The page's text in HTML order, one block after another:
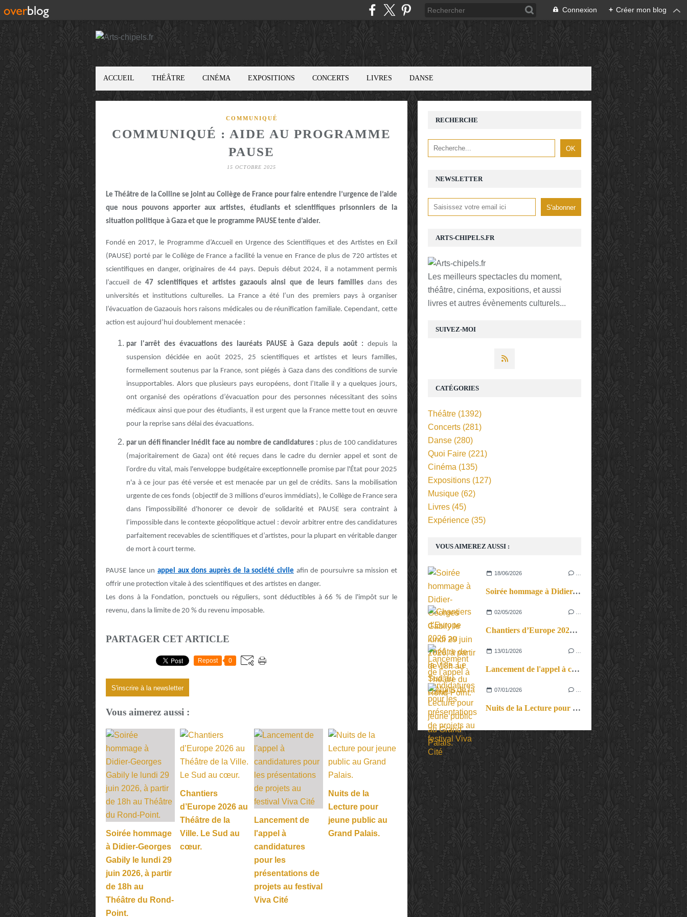
Connexion + Créer mon blog
ACCUEIL THÉÂTRE CINÉMA EXPOSITIONS CONCERTS LIVRES DANSE
COMMUNIQUÉ
COMMUNIQUÉ : AIDE AU PROGRAMME
PAUSE
15 OCTOBRE 2025
Le Théâtre de la Colline se joint au Collège de France pour faire entendre l’urgence de l’aide
que nous pouvons apporter aux artistes, étudiants et scientifiques prisonniers de la
situation politique à Gaza et que le programme PAUSE tente d’aider.
Fondé en 2017, le Programme d’Accueil en Urgence des Scientifiques et des Artistes en Exil
(PAUSE) porté par le Collège de France a facilité la venue en France de plus de 720 artistes et
scientifiques en danger, originaires de 44 pays. Depuis début 2024, il a notamment permis
l’accueil de 47 scientifiques et artistes gazaouis ainsi que de leurs familles dans des
universités et institutions culturelles. La France a été l’un des premiers pays à organiser
l’évacuation de Gazaouis hors raisons médicales ou de réunification familiale. Cependant, cette
action est aujourd’hui doublement menacée :
par l'arrêt des évacuations des lauréats PAUSE à Gaza depuis août :depuis la
suspension décidée en août 2025, 25 scientifiques et artistes et leurs familles,
formellement soutenus par la France, sont piégés à Gaza dans des conditions de survie
insupportables. Alors que plusieurs pays européens, dont l’Italie il y a quelques jours,
ont organisé des opérations d’évacuation pour des personnes nécessitant des soins
médicaux ainsi que pour des étudiants, il est urgent que la France mette tout en œuvre
pour la reprise sans délai des évacuations.
par un défi financier inédit face au nombre de candidatures : plus de 100 candidatures
(majoritairement de Gaza) ont été reçues dans le cadre du dernier appel et sont de
l’ordre du vital, mais l'enveloppe budgétaire exceptionnelle promise par l'État pour 2025
n'a à ce jour pas été versée et est menacée par un gel de crédits. Sans la mobilisation
urgente de ces fonds (objectif de 3 millions d'euros immédiats), le Collège de France sera
dans l'impossibilité d'honorer ce devoir de solidarité et PAUSE sera contraint à
l’impossible dans le contexte géopolitique actuel : devoir arbitrer entre des candidatures
parfaitement recevables de scientifiques et d’artistes, pour la plupart en véritable danger
de mort à court terme.
PAUSE lance unappel aux dons auprès de la société civile afin de poursuivre sa mission et
offrir une protection vitale à des scientifiques et des artistes en danger.
Les dons à la Fondation, ponctuels ou réguliers, sont déductibles à 66 % de l'impôt sur le
revenu, dans la limite de 20 % du revenu imposable.
PARTAGER CET ARTICLE
Repost 0
S'inscrire à la newsletter
Vous aimerez aussi :
Soirée hommage
à Didier-Georges
Gabily le lundi 29
juin 2026, à partir
de 18h au
Théâtre du Rond-
Point.
Chantiers
d’Europe 2026 au
Théâtre de la
Ville. Le Sud au
cœur.
Lancement de
l'appel à
candidatures
pour les
présentations de
projets au festival
Viva Cité
Nuits de la
Lecture pour
jeune public au
Grand Palais.
NEWSLETTER
SUIVEZ-MOI
RECHERCHE
ARTS-CHIPELS.FR
Les meilleurs spectacles du moment,
théâtre, cinéma, expositions, et aussi
livres et autres évènements culturels...
VOUS AIMEREZ AUSSI :
18/06/2026
Soirée hommage à Didier-Georges Gabily le lundi 29 juin 2026, à partir de 18h au Théâtre du Rond-Point.
02/05/2026
Chantiers d’Europe 2026 au Théâtre de la Ville. Le Sud au cœur.
13/01/2026
Lancement de l'appel à candidatures pour les présentations de projets au festival Viva Cité
07/01/2026
Nuits de la Lecture pour jeune public au Grand Palais.
CATÉGORIES
Théâtre (1392)
Concerts (281)
Danse (280)
Quoi Faire (221)
Cinéma (135)
Expositions (127)
Musique (62)
Livres (45)
Expérience (35)